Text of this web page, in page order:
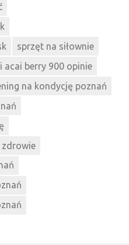
sprzęt na siłownie
acai berry 900 opinie
na kondycję poznań
zdrowie